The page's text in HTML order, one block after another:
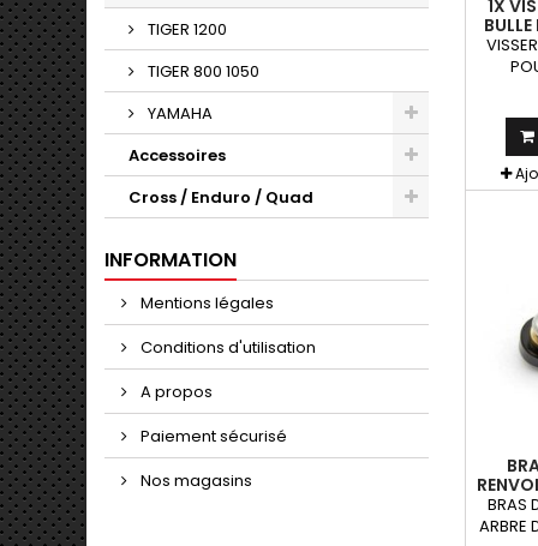
TIGER 1200
TIGER 800 1050
YAMAHA
Accessoires
Cross / Enduro / Quad
INFORMATION
Mentions légales
Conditions d'utilisation
A propos
Paiement sécurisé
Nos magasins
1X
Bleu,
Or,
alu +
+
ARM
DE
BRAS
ARBRE